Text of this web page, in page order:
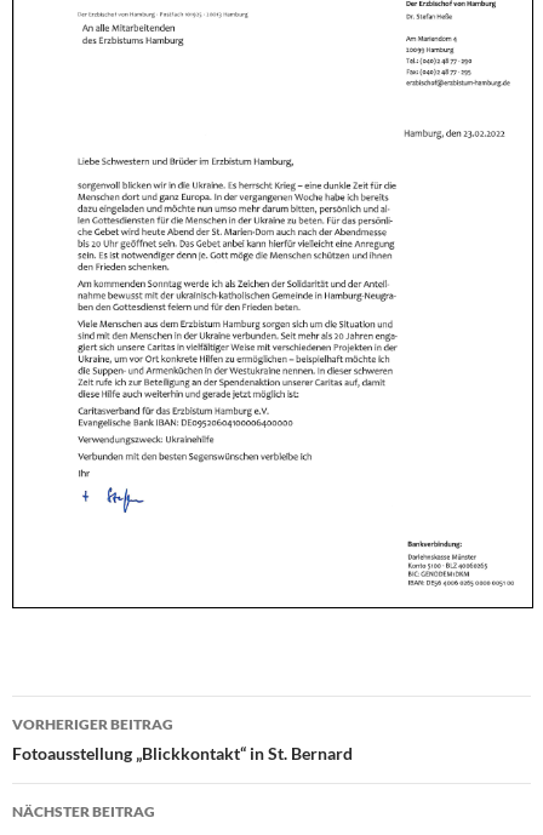
Beitragsnavigation
VORHERIGER BEITRAG
Fotoausstellung „Blickkontakt“ in St. Bernard
NÄCHSTER BEITRAG